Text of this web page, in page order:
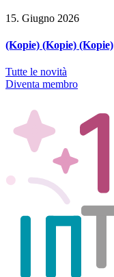
15. Giugno 2026
(Kopie) (Kopie) (Kopie)
Tutte le novità
Diventa membro